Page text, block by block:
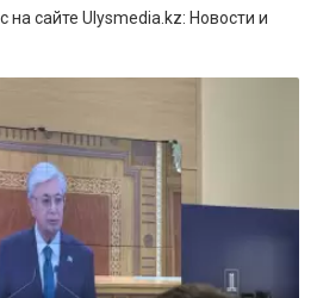
сайте Ulysmedia.kz: Новости и